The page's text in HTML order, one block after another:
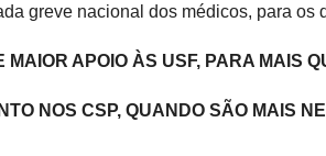
greve nacional dos médicos, para
MAIOR APOIO ÀS USF, PARA MAIS
NOS CSP, QUANDO SÃO MAIS